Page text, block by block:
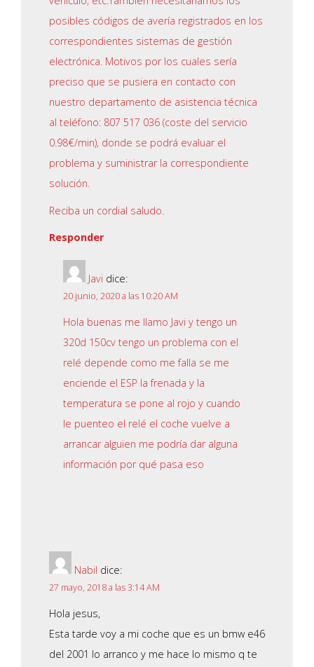
posibles códigos de avería registrados en los
correspondientes sistemas de gestión
electrónica. Motivos por los cuales sería
preciso que se pusiera en contacto con
nuestro departamento de asistencia técnica
al teléfono: 807 517 036 (coste del servicio
0.98€/min), donde se podrá evaluar el
problema y suministrar la correspondiente
solución.
Reciba un cordial saludo.
Responder
Javi dice:
20 junio, 2020 a las 10:20 AM
Hola buenas me llamo Javi y tengo un
320d 150cv tengo un problema con el
relé depende como me falla se me
enciende el ESP la frenada y la
temperatura se pone al rojo y cuando
le puenteo el relé el coche vuelve a
arrancar alguien me podría dar alguna
información por qué pasa eso
Nabil dice:
27 mayo, 2018 a las 3:14 AM
Hola jesus,
Esta tarde voy a mi coche que es un bmw e46
del 2001 lo arranco y me hace lo mismo q te